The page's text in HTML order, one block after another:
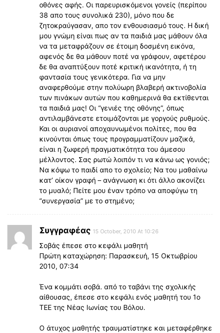
οθόνες αφής. Οι παρευρισκόμενοι γονείς (περίπου
38 απο τους συνολικά 230), μόνο που δε
ζητοκραύγασαν, απο τον ενθουσιασμό τους. Η δική
μου γνώμη είναι πως αν τα παιδιά μας μάθουν όλα
να τα μεταφράζουν σε έτοιμη δοσμένη εικόνα,
αφενός δε θα μάθουν ποτέ να γράφουν, αφετέρου
δε θα αναπτύξουν ποτέ κριτική ικανότητα, ή τη
φαντασία τους γενικότερα. Για να μην
αναφερθούμε στην πολύωρη βλαβερή ακτινοβολία
των πινάκων αυτών που καθημερινά θα εκτίθενται
τα παιδιά μας! Οι “γενιές της οθόνης”, όπως
αντιλαμβάνεστε ετοιμάζονται με γοργούς ρυθμούς.
Και οι αυριανοί αποχαυνωμένοι πολίτες, που θα
κινούνται όπως τους προγραμματίζουν μαζικά,
είναι η ζωφερή πραγματικότητα του άμεσου
μέλλοντος. Σας ρωτώ λοιπόν τι να κάνω ως γονιός;
Να κόψω το παιδί απο το σχολείο; Να του μαθαίνω
κατ’ οίκον γραφή – ανάγνωση κι ότι άλλο ακονίζει
το μυαλό; Πείτε μου έναν τρόπο να αποφύγω τη
“συνεργασία” με το στημένο;
Συγγραφέας 15 October, 2010 At 10:26
Σοβάς έπεσε στο κεφάλι μαθητή
Πρώτη καταχώρηση: Παρασκευή, 15 Οκτωβρίου
2010, 07:34
Ένα κομμάτι σοβά. από το ταβάνι της σχολικής
αίθουσας, έπεσε στο κεφάλι ενός μαθητή του 1ο
ΤΕΕ της Νέας Ιωνίας του Βόλου.
Ο άτυχος μαθητής τραυματίστηκε και μεταφέρθηκε